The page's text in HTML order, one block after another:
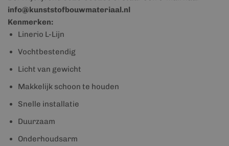
info@kunststofbouwmateriaal.nl
Kenmerken:
Linerio L-Lijn
Vochtbestendig
Licht van gewicht
Makkelijk schoon te houden
Snelle installatie
Duurzaam
Onderhoudsarm